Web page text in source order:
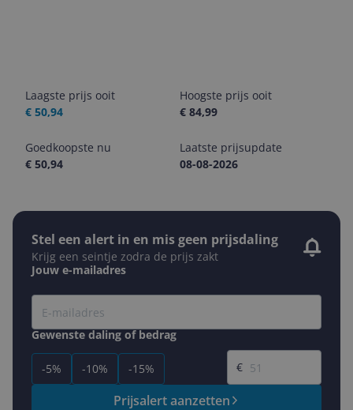
Laagste prijs ooit
€ 50,94
Hoogste prijs ooit
€ 84,99
Goedkoopste nu
€ 50,94
Laatste prijsupdate
08-08-2026
Stel een alert in en mis geen prijsdaling
Krijg een seintje zodra de prijs zakt
Jouw e-mailadres
Gewenste daling of bedrag
-5% -10% -15%
Gewenste prijs
€
Prijsalert aanzetten